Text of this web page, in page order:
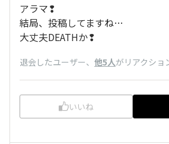
アラマ❢
結局、投稿してますね…
大丈夫DEATHか❢
退会したユーザー、 他5人がリアクショ
いいね